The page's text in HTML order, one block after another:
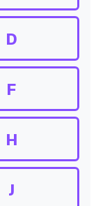
D
F
H
J